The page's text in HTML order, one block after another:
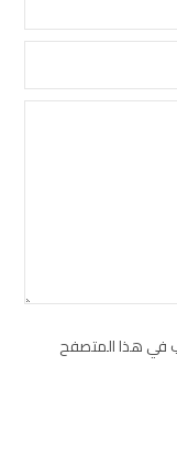
في هذا المتصفح